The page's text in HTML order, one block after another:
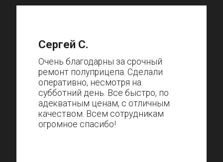
Сергей С.
Очень благодарны за срочный
ремонт полуприцепа. Сделали
оперативно, несмотря на
субботний день. Все быстро, по
адекватным ценам, с отличным
качеством. Всем сотрудникам
огромное спасибо!